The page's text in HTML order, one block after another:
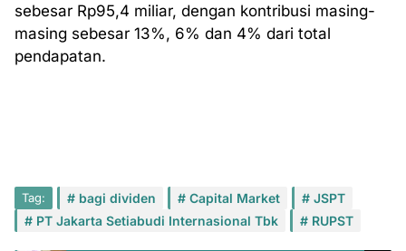
sebesar Rp95,4 miliar, dengan kontribusi masing-
masing sebesar 13%, 6% dan 4% dari total
pendapatan.
Tag: bagi dividen Capital Market
JSPT
PT Jakarta Setiabudi Internasional Tbk
RUPST